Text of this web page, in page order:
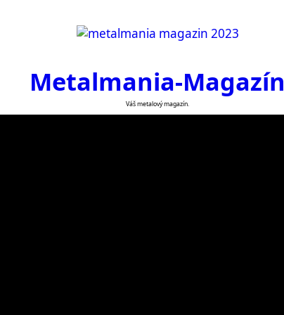
Metalmania-Magazín
Váš metalový magazín.